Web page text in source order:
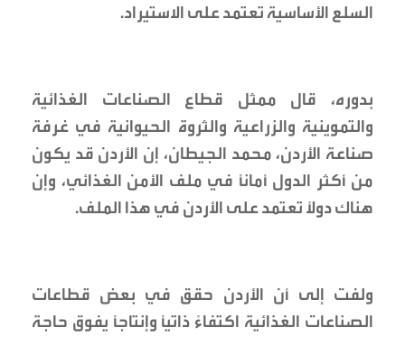
السلع الأساسية تعتمد على الاستيراد.
بدوره، قال ممثل قطاع الصناعات الغذائية
والتموينية والزراعية والثروة الحيوانية في غرفة
صناعة الأردن، محمد الجيطان، إن الأردن قد يكون
من أكثر الدول أمانًا في ملف الأمن الغذائي، وإن
هناك دولًا تعتمد على الأردن في هذا الملف.
ولفت إلى أن الأردن حقق في بعض قطاعات
الصناعات الغذائية اكتفاءً ذاتيًا وإنتاجًا يفوق حاجة